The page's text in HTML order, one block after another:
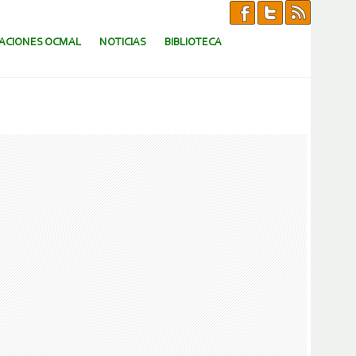
OCMAL NOTICIAS BIBLIOTECA